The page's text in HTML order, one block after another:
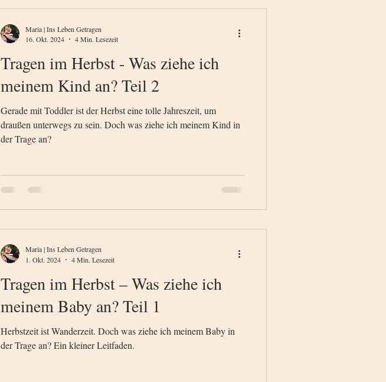
Tragen im Herbst - Was ziehe ich
meinem Kind an? Teil 2
Gerade mit Toddler ist der Herbst eine tolle Jahreszeit, um
draußen unterwegs zu sein. Doch was ziehe ich meinem Kind in
der Trage an?
Maria | Ins Leben Getragen
16. Okt. 2024
4 Min. Lesezeit
Tragen im Herbst – Was ziehe ich
meinem Baby an? Teil 1
Herbstzeit ist Wanderzeit. Doch was ziehe ich meinem Baby in
der Trage an? Ein kleiner Leitfaden.
Maria | Ins Leben Getragen
1. Okt. 2024
4 Min. Lesezeit